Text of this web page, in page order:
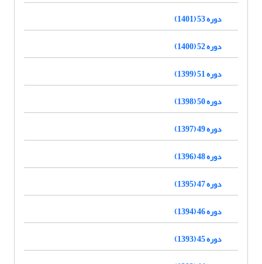
دوره 53 (1401)
دوره 52 (1400)
دوره 51 (1399)
دوره 50 (1398)
دوره 49 (1397)
دوره 48 (1396)
دوره 47 (1395)
دوره 46 (1394)
دوره 45 (1393)